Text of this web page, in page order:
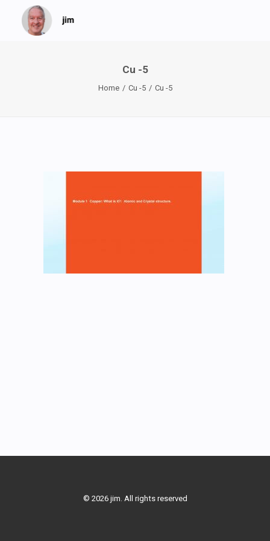
Cu -5
Home Cu -5 Cu -5
© 2026 jim. All rights reserved